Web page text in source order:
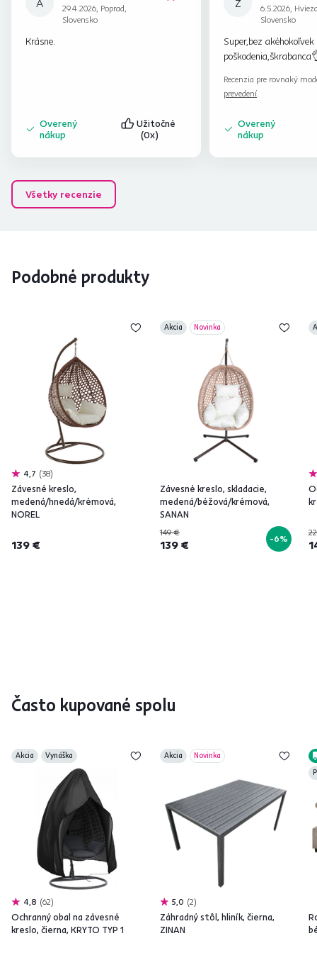
A
29.4.2026, Poprad,
Slovensko
Krásne.
Overený
nákup
Užitočné
(0x)
Z
6.5.2026,
Slovensko
Super,bez akéhokoľvek
Recenzia pre rovnaký
prevedení.
Overený
nákup
Všetky recenzie
Podobné produkty
4,7 38
Závesné kreslo,
medená/hnedá/krémová,
NOREL
139 €
Akcia Novinka
Závesné kreslo, skladacie,
medená/béžová/krémová,
SANAN
149 €
139 € -6%
Často kupované spolu
Akcia Vynáška
4,8 62
Ochranný obal na závesné
kreslo, čierna, KRYTO TYP 1
Akcia Novinka
5,0 2
Záhradný stôl, hliník, čierna,
ZINAN